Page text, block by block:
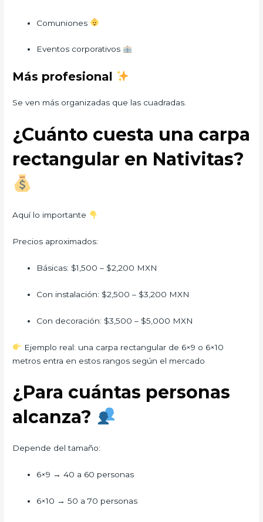
Comuniones
Eventos corporativos
Más profesional
Se ven más organizadas que las cuadradas.
¿Cuánto cuesta una carpa
rectangular en Nativitas?
Aquí lo importante
Precios aproximados:
Básicas: $1,500 – $2,200 MXN
Con instalación: $2,500 – $3,200 MXN
Con decoración: $3,500 – $5,000 MXN
Ejemplo real: una carpa rectangular de 6×9 o 6×10
metros entra en estos rangos según el mercado
¿Para cuántas personas
alcanza?
Depende del tamaño:
6×9 → 40 a 60 personas
6×10 → 50 a 70 personas